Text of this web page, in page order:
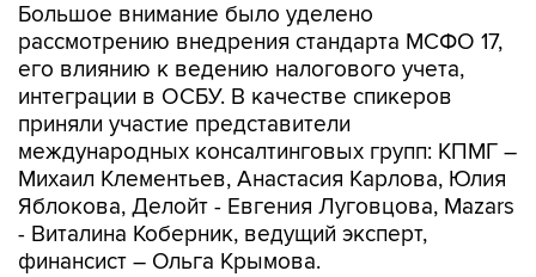
Большое внимание было уделено
рассмотрению внедрения стандарта МСФО 17,
его влиянию к ведению налогового учета,
интеграции в ОСБУ. В качестве спикеров
приняли участие представители
международных консалтинговых групп: КПМГ –
Михаил Клементьев, Анастасия Карлова, Юлия
Яблокова, Делойт - Евгения Луговцова, Mazars
- Виталина Коберник, ведущий эксперт,
финансист – Ольга Крымова.